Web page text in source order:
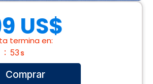
US$
termina en:
52 s
Comprar